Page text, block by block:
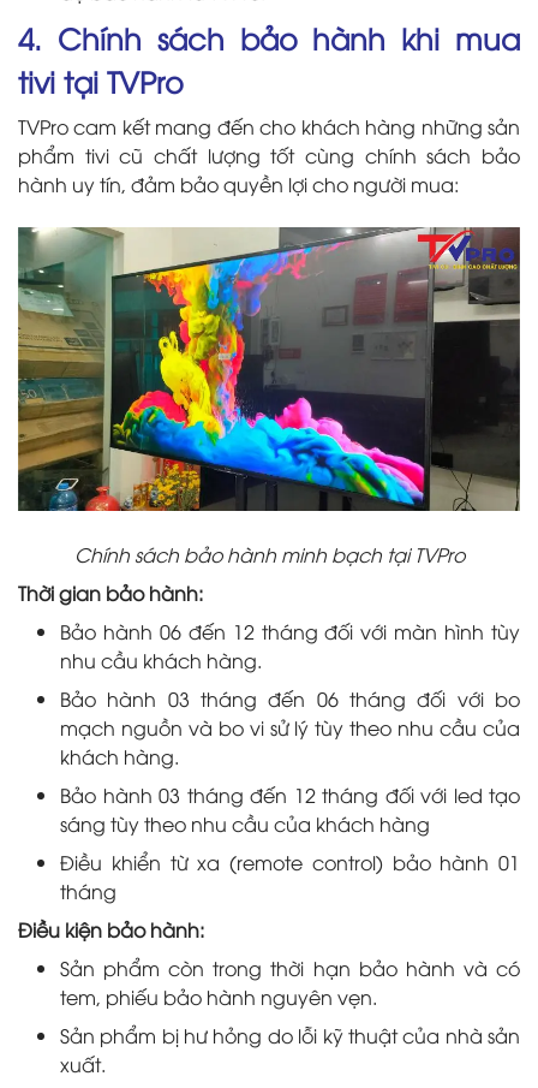
4. Chính sách bảo hành khi mua
tivi tại TVPro
TVPro cam kết mang đến cho khách hàng những sản
phẩm tivi cũ chất lượng tốt cùng chính sách bảo
hành uy tín, đảm bảo quyền lợi cho người mua:
Chính sách bảo hành minh bạch tại TVPro
Thời gian bảo hành:
Bảo hành 06 đến 12 tháng đối với màn hình tùy
nhu cầu khách hàng.
Bảo hành 03 tháng đến 06 tháng đối với bo
mạch nguồn và bo vi sử lý tùy theo nhu cầu của
khách hàng.
Bảo hành 03 tháng đến 12 tháng đối với led tạo
sáng tùy theo nhu cầu của khách hàng
Điều khiển từ xa (remote control) bảo hành 01
tháng
Điều kiện bảo hành:
Sản phẩm còn trong thời hạn bảo hành và có
tem, phiếu bảo hành nguyên vẹn.
Sản phẩm bị hư hỏng do lỗi kỹ thuật của nhà sản
xuất.